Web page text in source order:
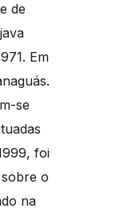
de
Em
se
foi
o
na